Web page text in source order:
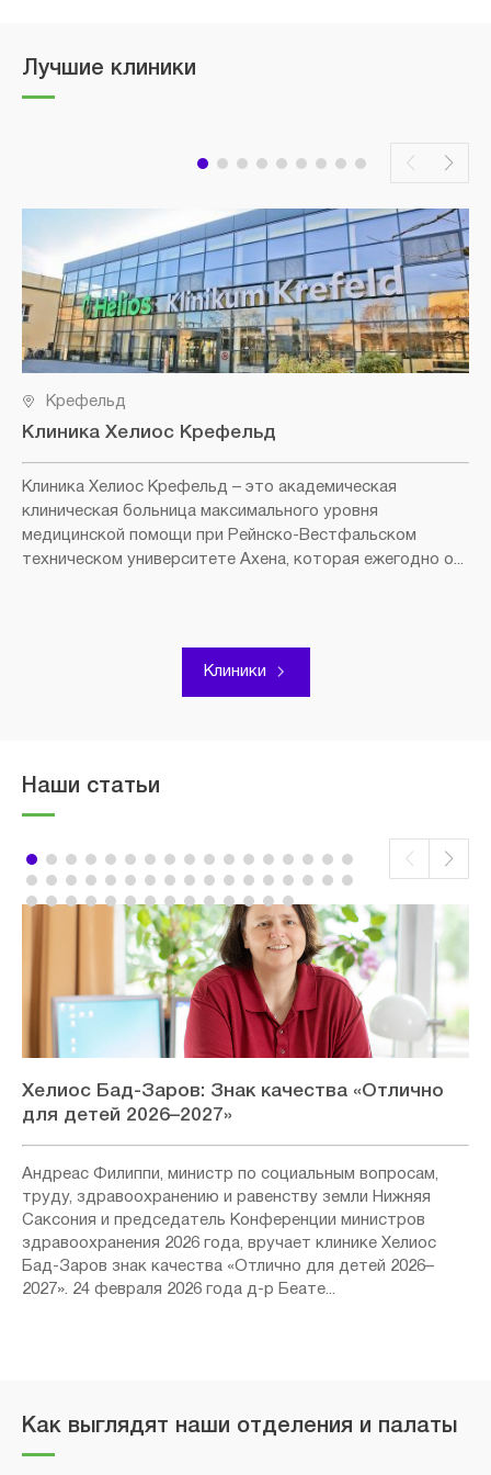
Лучшие клиники
Крефельд
Клиника Хелиос Крефельд
Клиника Хелиос Крефельд – это академическая
клиническая больница максимального уровня
медицинской помощи при Рейнско-Вестфальском
техническом университете Ахена, которая ежегодно о...
Клиники
Наши статьи
Хелиос Бад-Заров: Знак качества «Отлично
для детей 2026–2027»
Андреас Филиппи, министр по социальным вопросам,
труду, здравоохранению и равенству земли Нижняя
Саксония и председатель Конференции министров
здравоохранения 2026 года, вручает клинике Хелиос
Бад-Заров знак качества «Отлично для детей 2026–
2027». 24 февраля 2026 года д-р Беате...
Как выглядят наши отделения и палаты